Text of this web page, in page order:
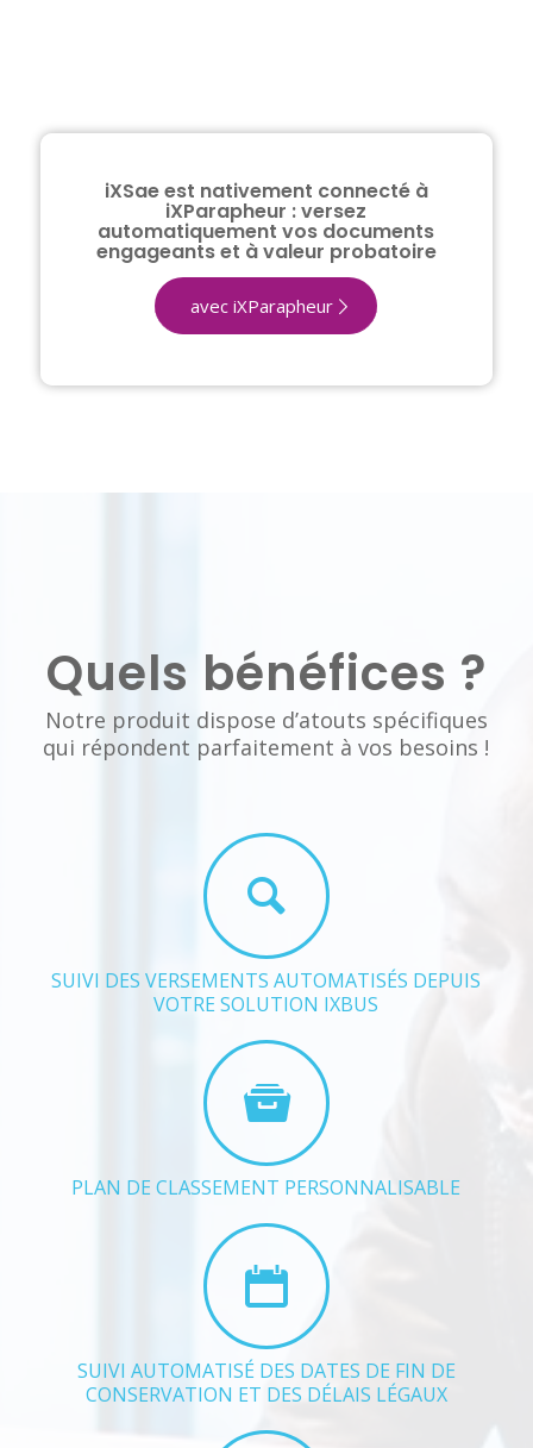
iXSae est nativement connecté à
iXParapheur : versez
automatiquement vos documents
engageants et à valeur probatoire
avec iXParapheur
Quels bénéfices ?
Notre produit dispose d’atouts spécifiques
qui répondent parfaitement à vos besoins !
SUIVI DES VERSEMENTS AUTOMATISÉS DEPUIS
VOTRE SOLUTION IXBUS
PLAN DE CLASSEMENT PERSONNALISABLE
SUIVI AUTOMATISÉ DES DATES DE FIN DE
CONSERVATION ET DES DÉLAIS LÉGAUX